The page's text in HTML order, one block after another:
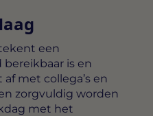
een
is en
met collega’s en
zorgvuldig worden
met het